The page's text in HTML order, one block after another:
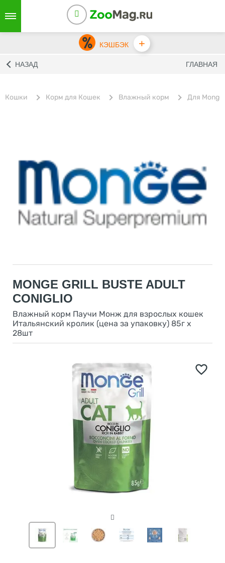
КЭШБЭК +
НАЗАД ГЛАВНАЯ
Кошки Корм для Кошек Влажный корм Для Monge
MONGE GRILL BUSTE ADULT
CONIGLIO
Влажный корм Паучи Монж для взрослых кошек
Итальянский кролик (цена за упаковку) 85г х
28шт